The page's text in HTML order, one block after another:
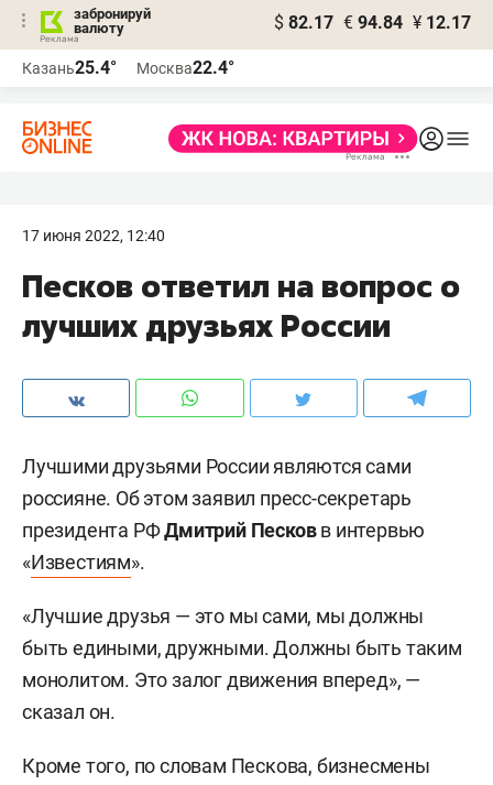
забронируй
валюту
$ 82.17 € 94.84 ¥ 12.17
Казань25.4° Москва22.4°
17 июня 2022, 12:40
Песков ответил на вопрос о
лучших друзьях России
Лучшими друзьями России являются сами
россияне. Об этом заявил пресс-секретарь
президента РФДмитрий Песковв интервью
«Известиям».
«Лучшие друзья — это мы сами, мы должны
быть едиными, дружными. Должны быть таким
монолитом. Это залог движения вперед», —
сказал он.
Кроме того, по словам Пескова, бизнесмены